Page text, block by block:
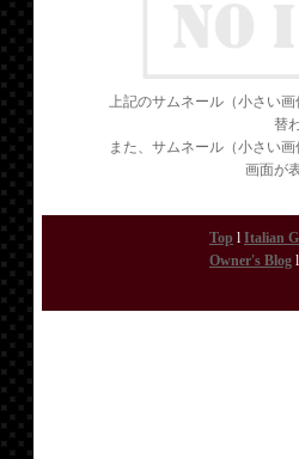
上記のサムネール（小さい
替
また、サムネール（小さい
画面が
Top l Italian
Owner's Blog l